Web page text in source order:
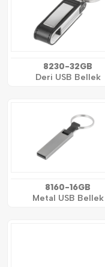
8230-32GB
Deri USB Bellek
8160-16GB
Metal USB Bellek